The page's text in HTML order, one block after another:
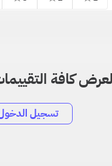
لعرض كافة
تسجيل